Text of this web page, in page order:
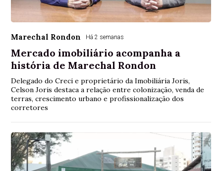
Marechal Rondon Há 2 semanas
Mercado imobiliário acompanha a
história de Marechal Rondon
Delegado do Creci e proprietário da Imobiliária Joris,
Celson Joris destaca a relação entre colonização, venda de
terras, crescimento urbano e profissionalização dos
corretores